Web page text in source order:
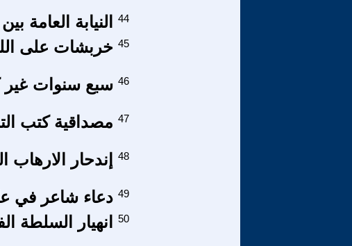
النيابة العامة 44
خربشات على 45
سبع سنوات غير 46
مصداقية كتب 47
إندحار 48
دعاء شاعر في عامنا 49
انهيار السلطة 50